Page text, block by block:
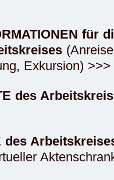
für
Exkursion) >>>
des
des